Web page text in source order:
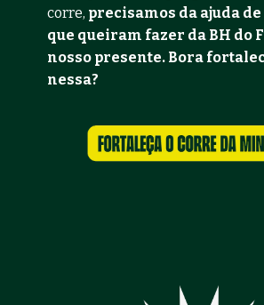
corre, precisamos da ajuda de
que queiram fazer da BH do
nosso presente. Bora
nessa?